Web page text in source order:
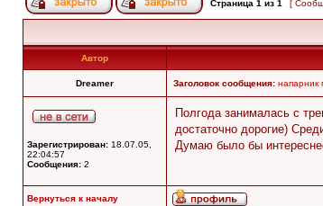
Страница 1 из 1 [
Автор
Dreamer Заголовок сообщения: напарник
Зарегистрирован: 18.07.05,
22:04:57
Сообщения: 2
Полгода занималась с
достаточно дорогие)
Думаю было бы
Вернуться к началу